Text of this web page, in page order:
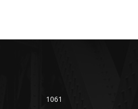
1061